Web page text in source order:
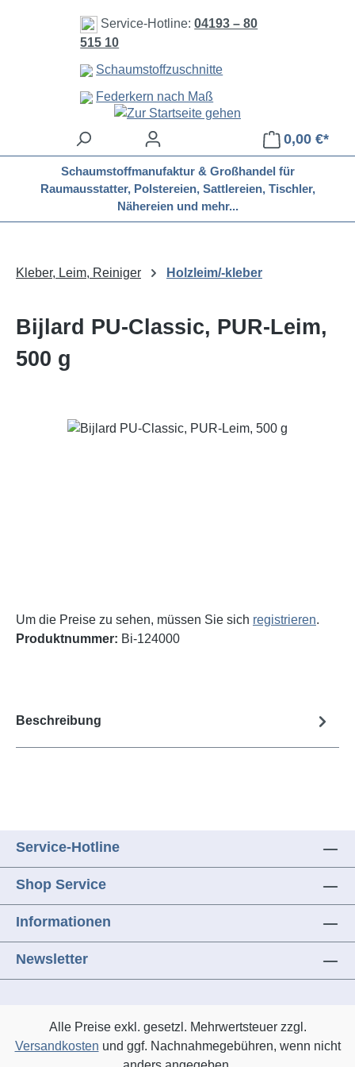
Zum Hauptinhalt springen
Service-Hotline:04193 – 80
515 10
Schaumstoffzuschnitte
Federkern nach Maß
0,00 €*
Schaumstoffmanufaktur & Großhandel für
Raumausstatter, Polstereien, Sattlereien, Tischler,
Nähereien und mehr...
Kleber, Leim, Reiniger Holzleim/-kleber
Bijlard PU-Classic, PUR-Leim,
500 g
Bildergalerie überspringen
Um die Preise zu sehen, müssen Sie sich registrieren.
Produktnummer: Bi-124000
Beschreibung
Service-Hotline
Shop Service
Informationen
Newsletter
Alle Preise exkl. gesetzl. Mehrwertsteuer zzgl.
Versandkosten und ggf. Nachnahmegebühren, wenn nicht